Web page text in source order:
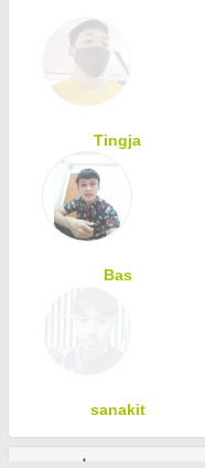
Tingja
Bas
sanakit